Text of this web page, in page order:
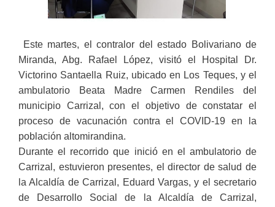
Este martes, el contralor del estado Bolivariano de
Miranda, Abg. Rafael López, visitó el Hospital Dr.
Victorino Santaella Ruiz, ubicado en Los Teques, y el
ambulatorio Beata Madre Carmen Rendiles del
municipio Carrizal, con el objetivo de constatar el
proceso de vacunación contra el COVID-19 en la
población altomirandina.
Durante el recorrido que inició en el ambulatorio de
Carrizal, estuvieron presentes, el director de salud de
la Alcaldía de Carrizal, Eduard Vargas, y el secretario
de Desarrollo Social de la Alcaldía de Carrizal,